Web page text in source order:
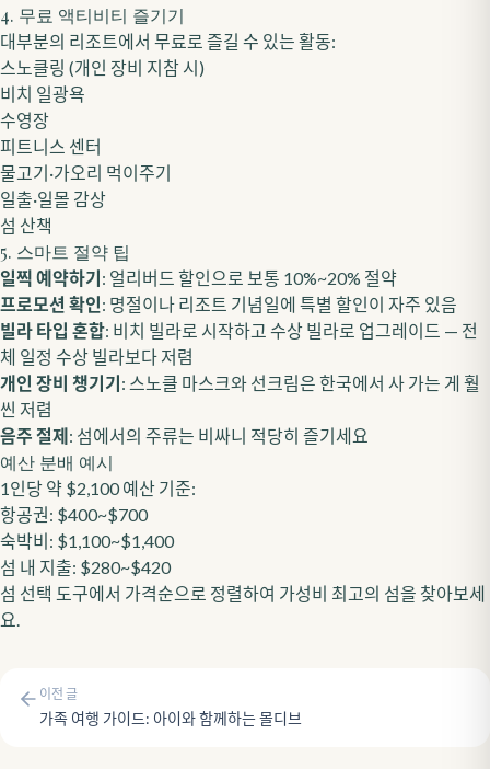
4. 무료 액티비티 즐기기
대부분의 리조트에서 무료로 즐길 수 있는 활동:
스노클링 (개인 장비 지참 시)
비치 일광욕
수영장
피트니스 센터
물고기·가오리 먹이주기
일출·일몰 감상
섬 산책
5. 스마트 절약 팁
일찍 예약하기: 얼리버드 할인으로 보통 10%~20% 절약
프로모션 확인: 명절이나 리조트 기념일에 특별 할인이 자주 있음
빌라 타입 혼합: 비치 빌라로 시작하고 수상 빌라로 업그레이드 — 전
체 일정 수상 빌라보다 저렴
개인 장비 챙기기: 스노클 마스크와 선크림은 한국에서 사 가는 게 훨
씬 저렴
음주 절제: 섬에서의 주류는 비싸니 적당히 즐기세요
예산 분배 예시
1인당 약 $2,100 예산 기준:
항공권: $400~$700
숙박비: $1,100~$1,400
섬 내 지출: $280~$420
섬 선택 도구에서 가격순으로 정렬하여 가성비 최고의 섬을 찾아보세
요.
이전 글
가족 여행 가이드: 아이와 함께하는 몰디브